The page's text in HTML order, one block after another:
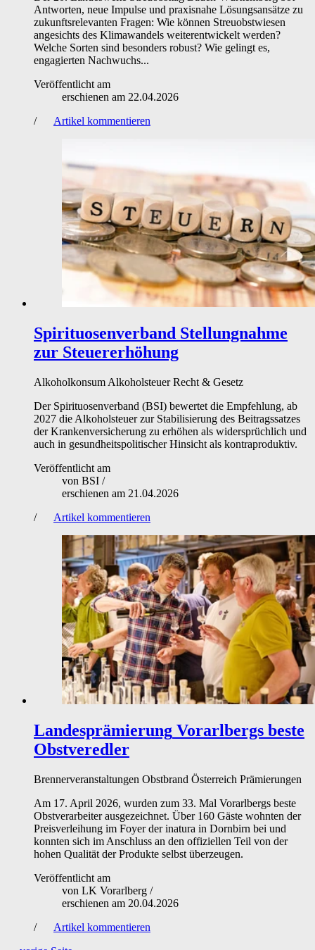
Antworten, neue Impulse und praxisnahe Lösungsansätze zu
zukunftsrelevanten Fragen: Wie können Streuobstwiesen
angesichts des Klimawandels weiterentwickelt werden?
Welche Sorten sind besonders robust? Wie gelingt es,
engagierten Nachwuchs...
Veröffentlicht am
erschienen am 22.04.2026
/
Artikel kommentieren
Spirituosenverband Stellungnahme
zur Steuererhöhung
Alkoholkonsum Alkoholsteuer Recht & Gesetz
Der Spirituosenverband (BSI) bewertet die Empfehlung, ab
2027 die Alkoholsteuer zur Stabilisierung des Beitragssatzes
der Krankenversicherung zu erhöhen als widersprüchlich und
auch in gesundheitspolitischer Hinsicht als kontraproduktiv.
Veröffentlicht am
von BSI /
erschienen am 21.04.2026
/
Artikel kommentieren
Landesprämierung Vorarlbergs beste
Obstveredler
Brennerveranstaltungen Obstbrand Österreich Prämierungen
Am 17. April 2026, wurden zum 33. Mal Vorarlbergs beste
Obstverarbeiter ausgezeichnet. Über 160 Gäste wohnten der
Preisverleihung im Foyer der inatura in Dornbirn bei und
konnten sich im Anschluss an den offiziellen Teil von der
hohen Qualität der Produkte selbst überzeugen.
Veröffentlicht am
von LK Vorarlberg /
erschienen am 20.04.2026
/
Artikel kommentieren